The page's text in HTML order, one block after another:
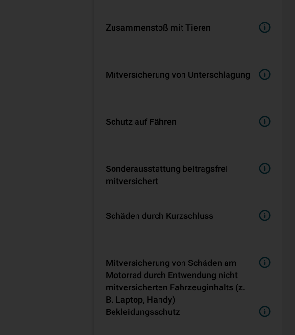
Zusammenstoß mit Tieren
Mit­ver­si­che­rung von Unterschlagung
Schutz auf Fähren
Son­der­aus­stat­tung beitragsfrei
mitversichert
Schäden durch Kurz­schluss
Mit­ver­si­che­rung von Schäden am
Motorrad durch Entwendung nicht
mitversicherten Fahr­zeug­inhalts (z.
B. Laptop, Handy)
Bekleidungsschutz